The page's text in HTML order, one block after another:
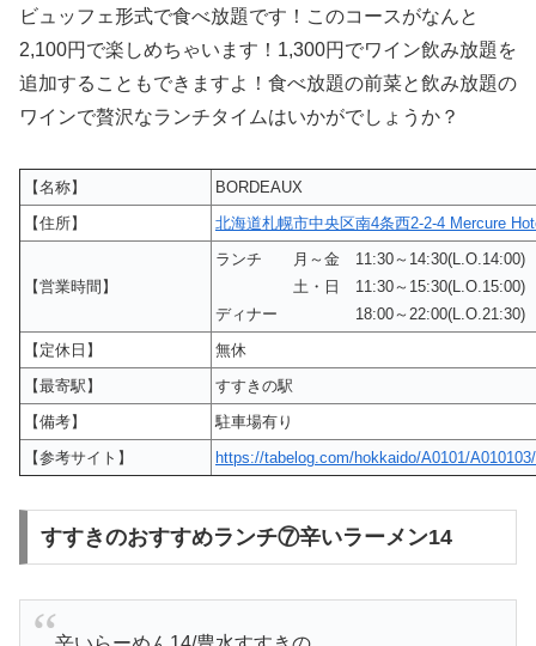
ビュッフェ形式で食べ放題です！このコースがなんと
2,100円で楽しめちゃいます！1,300円でワイン飲み放題を
追加することもできますよ！食べ放題の前菜と飲み放題の
ワインで贅沢なランチタイムはいかがでしょうか？
【名称】
BORDEAUX
【住所】
北海道札幌市中央区南4条西2-2-4 Mercure
【営業時間】
ランチ 月～金 11:30～
土・日 11:30～
ディナー 18:00～22:00(L.O.21:30)
【定休日】
無休
【最寄駅】
すすきの駅
【備考】
駐車場有り
【参考サイト】
https://tabelog.com/hokkaido/A0101/
すすきのおすすめランチ⑦辛いラーメン14